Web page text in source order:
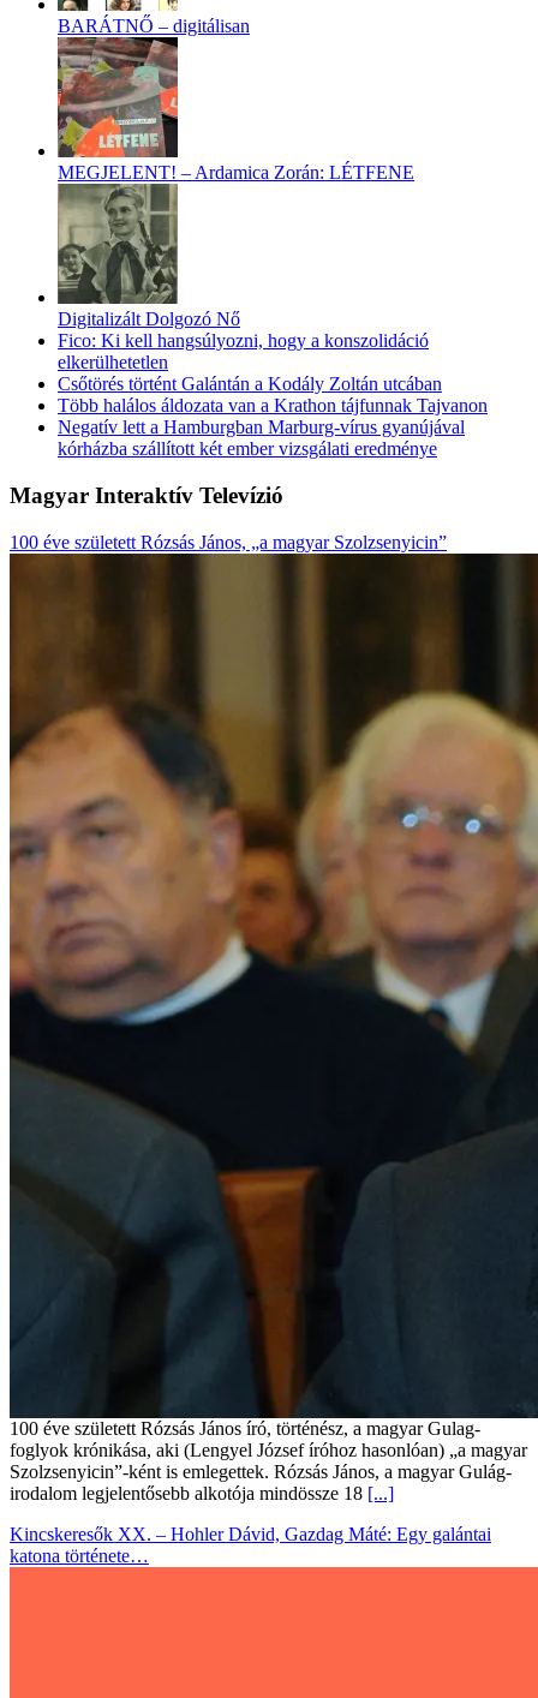
BARÁTNŐ – digitálisan
MEGJELENT! – Ardamica Zorán: LÉTFENE
Digitalizált Dolgozó Nő
Fico: Ki kell hangsúlyozni, hogy a konszolidáció
elkerülhetetlen
Csőtörés történt Galántán a Kodály Zoltán utcában
Több halálos áldozata van a Krathon tájfunnak Tajvanon
Negatív lett a Hamburgban Marburg-vírus gyanújával
kórházba szállított két ember vizsgálati eredménye
Magyar Interaktív Televízió
100 éve született Rózsás János, „a magyar Szolzsenyicin”
100 éve született Rózsás János író, történész, a magyar Gulag-
foglyok krónikása, aki (Lengyel József íróhoz hasonlóan) „a magyar
Szolzsenyicin”-ként is emlegettek. Rózsás János, a magyar Gulág-
irodalom legjelentősebb alkotója mindössze 18 [...]
Kincskeresők XX. – Hohler Dávid, Gazdag Máté: Egy galántai
katona története…